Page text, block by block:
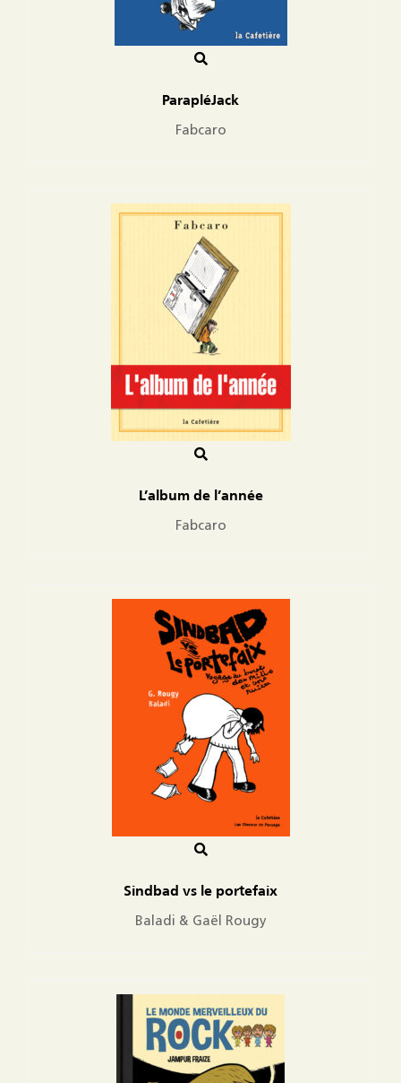
ParapléJack
Fabcaro
L’album de l’année
Fabcaro
Sindbad vs le portefaix
Baladi & Gaël Rougy